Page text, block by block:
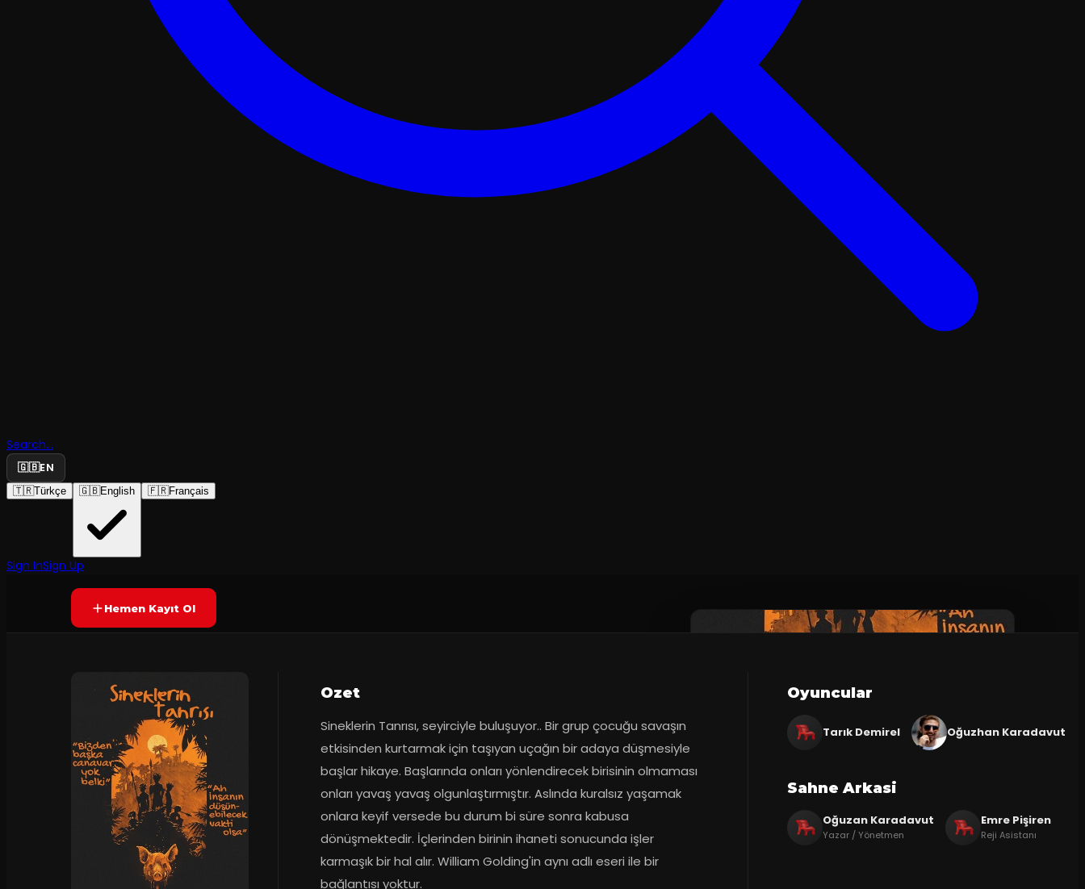
Search...
🇬🇧EN
🇹🇷Türkçe 🇬🇧English 🇫🇷Français
Sign InSign Up
Tanrısı
YAKINDA Yetersiz oy
Hemen Kayıt Ol
Ozet
Sineklerin Tanrısı, seyirciyle buluşuyor.. Bir grup çocuğu savaşın
etkisinden kurtarmak için taşıyan uçağın bir adaya düşmesiyle
başlar hikaye. Başlarında onları yönlendirecek birisinin olmaması
onları yavaş yavaş olgunlaştırmıştır. Aslında kuralsız yaşamak
onlara keyif versede bu durum bi süre sonra kabusa
dönüşmektedir. İçlerinden birinin ihaneti sonucunda işler
karmaşık bir hal alır. William Golding'in aynı adlı eseri ile bir
bağlantısı yoktur.
Oyuncular
Tarık Demirel Oğuzhan Karadavut
Sahne Arkasi
Oğuzan Karadavut
Yazar / Yönetmen
Emre Pişiren
Reji Asistanı